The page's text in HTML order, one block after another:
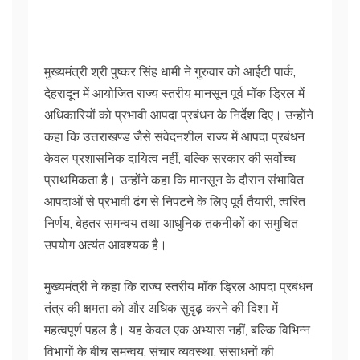
मुख्यमंत्री श्री पुष्कर सिंह धामी ने गुरुवार को आईटी पार्क,
देहरादून में आयोजित राज्य स्तरीय मानसून पूर्व मॉक ड्रिल में
अधिकारियों को प्रभावी आपदा प्रबंधन के निर्देश दिए। उन्होंने
कहा कि उत्तराखण्ड जैसे संवेदनशील राज्य में आपदा प्रबंधन
केवल प्रशासनिक दायित्व नहीं, बल्कि सरकार की सर्वोच्च
प्राथमिकता है। उन्होंने कहा कि मानसून के दौरान संभावित
आपदाओं से प्रभावी ढंग से निपटने के लिए पूर्व तैयारी, त्वरित
निर्णय, बेहतर समन्वय तथा आधुनिक तकनीकों का समुचित
उपयोग अत्यंत आवश्यक है।
मुख्यमंत्री ने कहा कि राज्य स्तरीय मॉक ड्रिल आपदा प्रबंधन
तंत्र की क्षमता को और अधिक सुदृढ़ करने की दिशा में
महत्वपूर्ण पहल है। यह केवल एक अभ्यास नहीं, बल्कि विभिन्न
विभागों के बीच समन्वय, संचार व्यवस्था, संसाधनों की